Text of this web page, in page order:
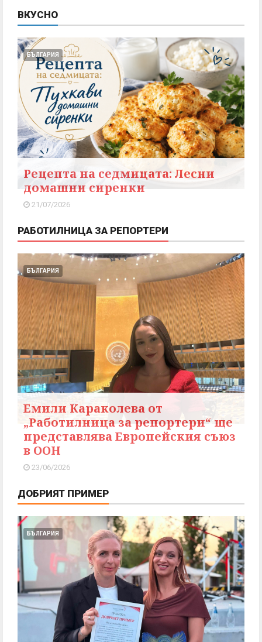
ВКУСНО
БЪЛГАРИЯ
Рецепта на седмицата: Лесни
домашни сиренки
21/07/2026
РАБОТИЛНИЦА ЗА РЕПОРТЕРИ
БЪЛГАРИЯ
Емили Караколева от
„Работилница за репортери“ ще
представлява Европейския съюз
в ООН
23/06/2026
ДОБРИЯТ ПРИМЕР
БЪЛГАРИЯ